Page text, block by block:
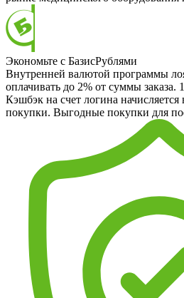
Экономьте с БазисРублями
Внутренней валютой программы
оплачивать до 2% от суммы заказа.
Кэшбэк на счет логина начисляется
покупки. Выгодные покупки для